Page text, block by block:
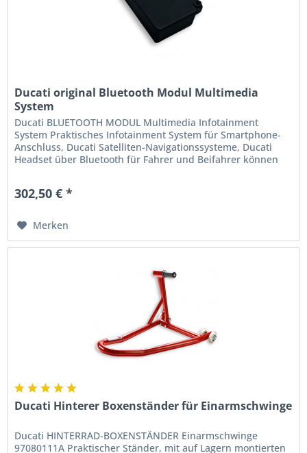
Ducati original Bluetooth Modul Multimedia
System
Ducati BLUETOOTH MODUL Multimedia Infotainment
System Praktisches Infotainment System für Smartphone-
Anschluss, Ducati Satelliten-Navigationssysteme, Ducati
Headset über Bluetooth für Fahrer und Beifahrer können
302,50 € *
Merken
Ducati Hinterer Boxenständer für Einarmschwinge
Ducati HINTERRAD-BOXENSTÄNDER Einarmschwinge
97080111A Praktischer Ständer, mit auf Lagern montierten